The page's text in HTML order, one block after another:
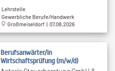
Lehrstelle
Gewerbliche Berufe/Handwerk
Großmeiseldorf | 07.08.2026
Berufsanwärter/in
Wirtschaftsprüfung (m/w/d)